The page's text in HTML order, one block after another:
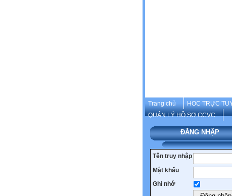
Trang chủ HOC TRỰC
QUẢN LÝ HỒ SƠ CCVC
ĐĂNG NHẬP
Tên truy nhập
Mật khẩu
Ghi nhớ